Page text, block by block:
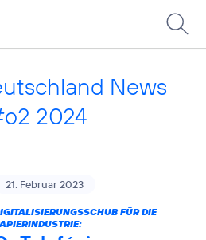
News
2024
21. Februar 2023
FÜR DIE